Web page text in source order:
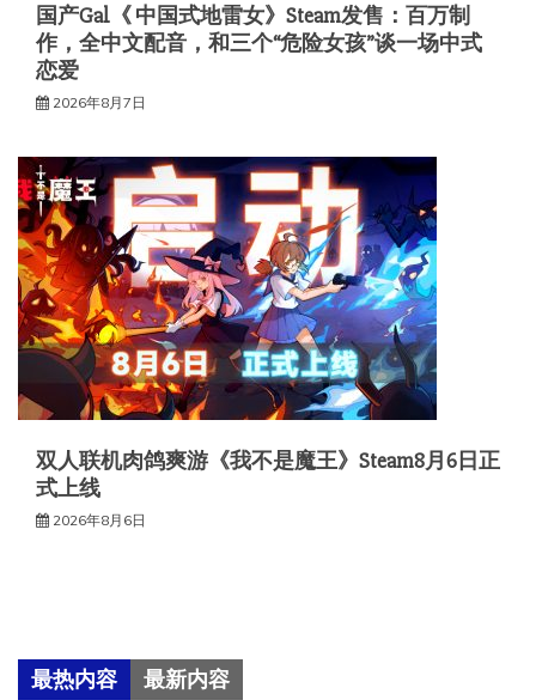
国产Gal《 中国式地雷女》Steam发售：百万制
作，全中文配音，和三个“危险女孩”谈一场中式
恋爱
2026年8月7日
双人联机肉鸽爽游《我不是魔王》Steam8月6日正
式上线
2026年8月6日
最热内容 最新内容